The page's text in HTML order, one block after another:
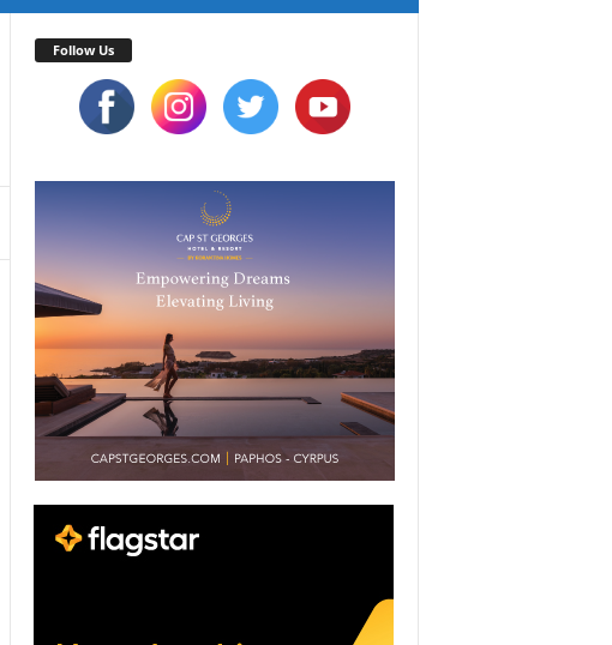
Follow Us